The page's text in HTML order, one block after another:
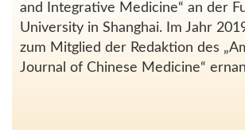
and Integrative Medicine“ an der
University in Shanghai. Im Jahr
zum Mitglied der Redaktion des
Journal of Chinese Medicine“